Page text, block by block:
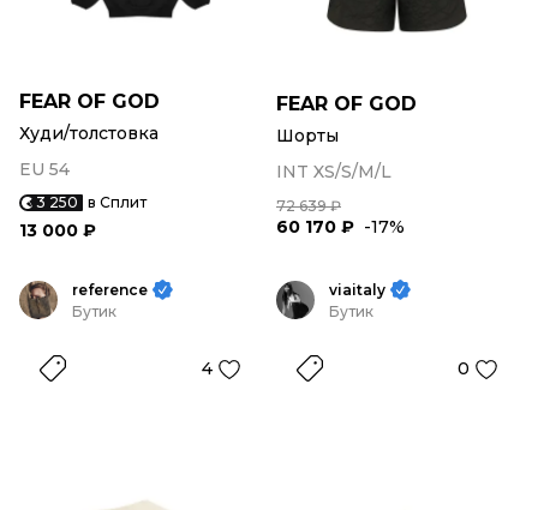
FEAR OF GOD
Худи/толстовка
EU 54
3 250 в Сплит
13 000 ₽
FEAR OF GOD
Шорты
INT XS/S/M/L
72 639 ₽
60 170 ₽ -17%
reference
Бутик
4
viaitaly
Бутик
0